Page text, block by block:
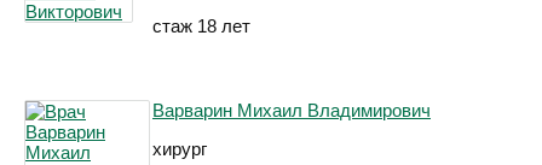
стаж 18 лет
Варварин Михаил Владимирович
хирург